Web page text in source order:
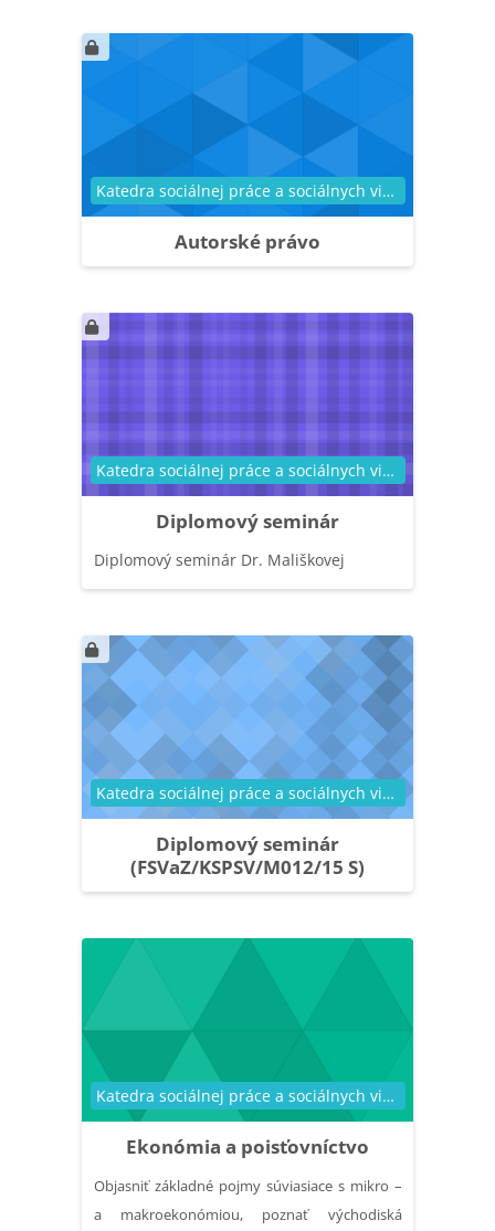
Autorské právo
Kategória kurzu Katedra sociálnej práce a sociálnych vied
Diplomový seminár
Kategória kurzu Katedra sociálnej práce a sociálnych vied
Diplomový seminár Dr. Mališkovej
Diplomový seminár
(FSVaZ/KSPSV/M012/15 S)
Kategória kurzu Katedra sociálnej práce a sociálnych vied
Ekonómia a poisťovníctvo
Kategória kurzu Katedra sociálnej práce a sociálnych vied
Objasniť základné pojmy súviasiace s mikro –
a makroekonómiou, poznať východiská